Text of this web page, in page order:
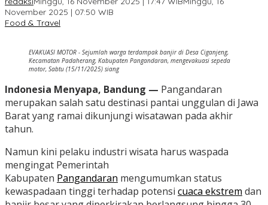
November 2025 | 07:50 WIB
Food & Travel
EVAKUASI MOTOR - Sejumlah warga terdampak banjir di Desa Ciganjeng,
Kecamatan Padaherang, Kabupaten Pangandaran, mengevakuasi sepeda
motor, Sabtu (15/11/2025) siang
Indonesia Menyapa, Bandung — Pangandaran
merupakan salah satu destinasi pantai unggulan di Jawa
Barat yang ramai dikunjungi wisatawan pada akhir
tahun.
Namun kini pelaku industri wisata harus waspada
mengingat Pemerintah
Kabupaten Pangandaran mengumumkan status
kewaspadaan tinggi terhadap potensi cuaca ekstrem dan